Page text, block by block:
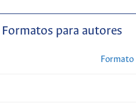
Formatos para autores